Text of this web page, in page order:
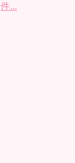
件...